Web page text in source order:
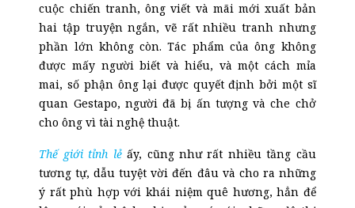
cuộc chiến tranh, ông viết và mãi mới xuất bản
hai tập truyện ngắn, vẽ rất nhiều tranh nhưng
phần lớn không còn. Tác phẩm của ông không
được mấy người biết và hiểu, và một cách mỉa
mai, số phận ông lại được quyết định bởi một sĩ
quan Gestapo, người đã bị ấn tượng và che chở
cho ông vì tài nghệ thuật.
Thế giới tỉnh lẻấy, cũng như rất nhiều tầng cầu
tương tự, dẫu tuyệt vời đến đâu và cho ra những
ý rất phù hợp với khái niệm quê hương, hẳn để